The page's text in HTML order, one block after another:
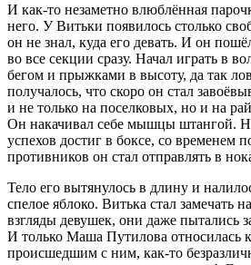
И как-то незаметно влюблённая
него. У Витьки появилось столько
он не знал, куда его девать. И он
во все секции сразу. Начал играть в
бегом и прыжками в высоту, да так
получалось, что скоро он стал
и не только на поселковых, но и на
Он накачивал себе мышцы штангой.
успехов достиг в боксе, со временем
противников он стал отправлять в
Тело его вытянулось в длину и
спелое яблоко. Витька стал замечать
взгляды девушек, они даже пытались
И только Маша Путилова относилась
происшедшим с ним, как-то